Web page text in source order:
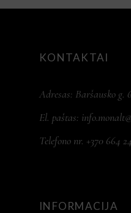
KONTAKTAI
Adresas: Baršausko g.
El. paštas:
Telefono nr. +370 664
INFORMACIJA